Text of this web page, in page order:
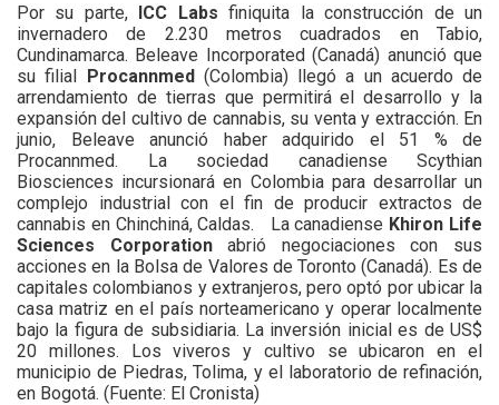
Por su parte, ICC Labs finiquita la construcción de un
invernadero de 2.230 metros cuadrados en Tabio,
Cundinamarca. Beleave Incorporated (Canadá) anunció que
su filial Procannmed(Colombia) llegó a un acuerdo de
arrendamiento de tierras que permitirá el desarrollo y la
expansión del cultivo de cannabis, su venta y extracción. En
junio, Beleave anunció haber adquirido el 51 % de
Procannmed. La sociedad canadiense Scythian
Biosciences incursionará en Colombia para desarrollar un
complejo industrial con el fin de producir extractos de
cannabis en Chinchiná, Caldas.
La canadiense Khiron Life
Sciences Corporationabrió negociaciones con sus
acciones en la Bolsa de Valores de Toronto (Canadá). Es de
capitales colombianos y extranjeros, pero optó por ubicar la
casa matriz en el país norteamericano y operar localmente
bajo la figura de subsidiaria. La inversión inicial es de US$
20 millones. Los viveros y cultivo se ubicaron en el
municipio de Piedras, Tolima, y el laboratorio de refinación,
en Bogotá. (Fuente: El Cronista)